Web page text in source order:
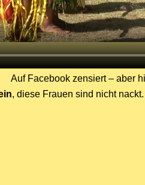
Auf Facebook zensiert – aber
, diese Frauen sind nicht